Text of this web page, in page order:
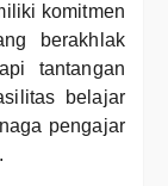
komitmen
berakhlak
tantangan
belajar
pengajar